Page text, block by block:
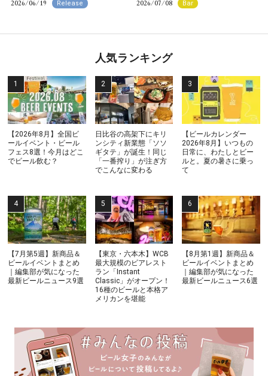
2026/06/19 Release 2026/07/08 Bar
人気ランキング
【2026年8月】全国ビ
ールイベント・ビール
フェス8選！今月はどこ
でビール飲む？
日比谷の高架下にキリ
ンシティ新業態「ソソ
ギタテ」が誕生！同じ
「一番搾り」が注ぎ方
でこんなに変わる
【ビールカレンダー
2026年8月】いつもの
日常に、わたしとビー
ルと。夏の暑さに乗っ
て
【7月第5週】新商品＆
ビールイベントまとめ
｜編集部が気になった
最新ビールニュース9選
【東京・六本木】WCB
最大規模のビアレスト
ラン「Instant
Classic」がオープン！
16種のビールと本格ア
メリカンを堪能
【8月第1週】新商品＆
ビールイベントまとめ
｜編集部が気になった
最新ビールニュース6選